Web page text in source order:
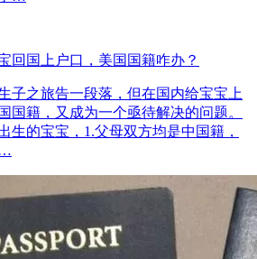
回国上户口，美国国籍咋办？
子之旅告一段落，但在国内给宝宝上
国籍，又成为一个亟待解决的问题。
生的宝宝，1.父母双方均是中国籍，
…